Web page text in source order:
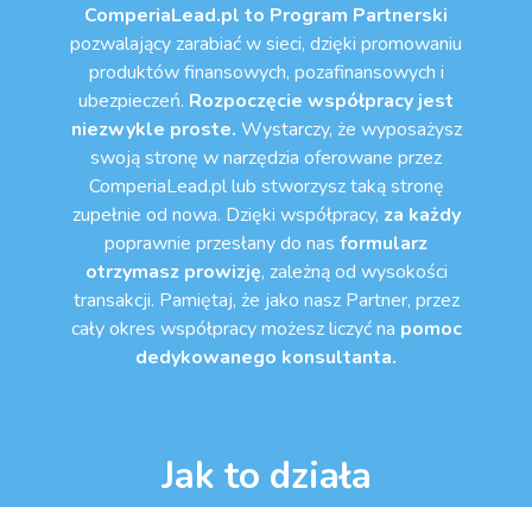
ComperiaLead.pl to Program Partnerski
pozwalający zarabiać w sieci, dzięki promowaniu
produktów finansowych, pozafinansowych i
ubezpieczeń. Rozpoczęcie współpracy jest
niezwykle proste. Wystarczy, że wyposażysz
swoją stronę w narzędzia oferowane przez
ComperiaLead.pl lub stworzysz taką stronę
zupełnie od nowa. Dzięki współpracy, za każdy
poprawnie przesłany do nas formularz
otrzymasz prowizję, zależną od wysokości
transakcji. Pamiętaj, że jako nasz Partner, przez
cały okres współpracy możesz liczyć na pomoc
dedykowanego konsultanta.
Jak to działa